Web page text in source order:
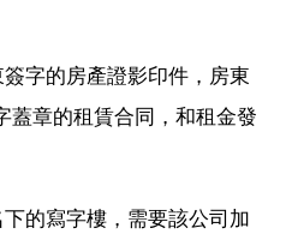
簽字的房產證影印件，房東
蓋章的租賃合同，和租金發
下的寫字樓，需要該公司加